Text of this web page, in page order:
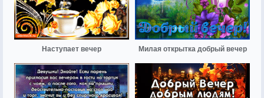
Наступает вечер Милая открытка добрый вечер